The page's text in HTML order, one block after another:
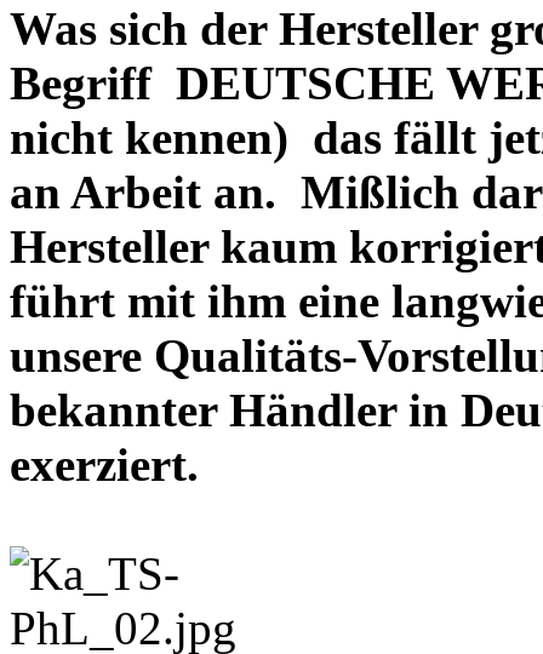
Was sich der Hersteller
Begriff DEUTSCHE
nicht kennen) das fällt
an Arbeit an. Mißlich
Hersteller kaum
führt mit ihm eine
unsere Qualitäts-
bekannter Händler in
exerziert.